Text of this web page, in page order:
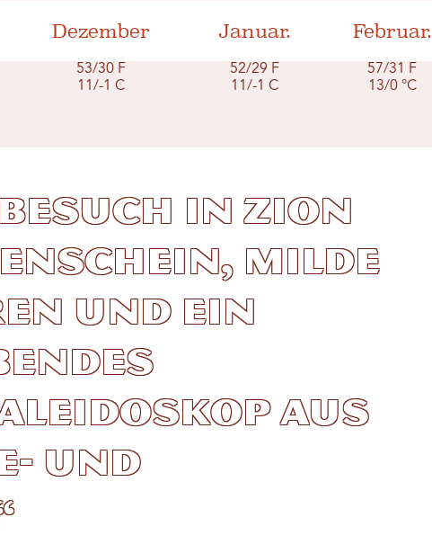
Dezember Januar. Februar.
53/30 F
11/-1 C
52/29 F
11/-1 C
57/31 F
13/0 °C
in Zion
milde
und ein
aus
und